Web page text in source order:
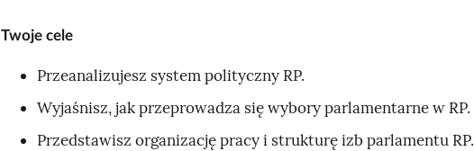
a
j
Twoje cele
Przeanalizujesz system polityczny RP.
Wyjaśnisz, jak przeprowadza się wybory parlamentarne w RP.
Przedstawisz organizację pracy i strukturę izb parlamentu RP.